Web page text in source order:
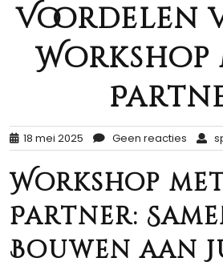
Voordelen
Workshop
18 mei 2025 Geen reacties
Workshop
Partner:
Bouwen aan